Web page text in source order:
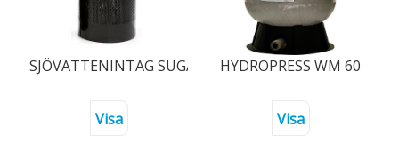
SJÖVATTENINTAG SUGANDE PUMP
Visa
HYDROPRESS WM 60
Visa